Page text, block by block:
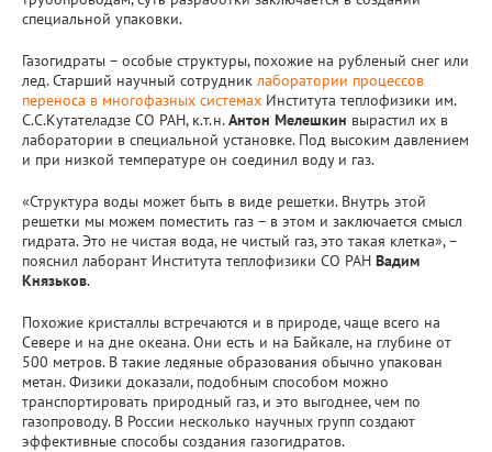
специальной упаковки.
Газогидраты – особые структуры, похожие на рубленый снег или
лед. Старший научный сотрудник лаборатории процессов
переноса в многофазных системах Института теплофизики им.
С.С.Кутателадзе СО РАН, к.т.н.Антон Мелешкин вырастил их в
лаборатории в специальной установке. Под высоким давлением
и при низкой температуре он соединил воду и газ.
«Структура воды может быть в виде решетки. Внутрь этой
решетки мы можем поместить газ – в этом и заключается смысл
гидрата. Это не чистая вода, не чистый газ, это такая клетка», –
пояснил лаборант Института теплофизики СО РАН Вадим
Князьков.
Похожие кристаллы встречаются и в природе, чаще всего на
Севере и на дне океана. Они есть и на Байкале, на глубине от
500 метров. В такие ледяные образования обычно упакован
метан. Физики доказали, подобным способом можно
транспортировать природный газ, и это выгоднее, чем по
газопроводу. В России несколько научных групп создают
эффективные способы создания газогидратов.